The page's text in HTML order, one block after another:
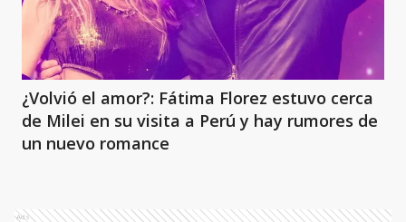
¿Volvió el amor?: Fátima Florez estuvo cerca
de Milei en su visita a Perú y hay rumores de
un nuevo romance
Ads